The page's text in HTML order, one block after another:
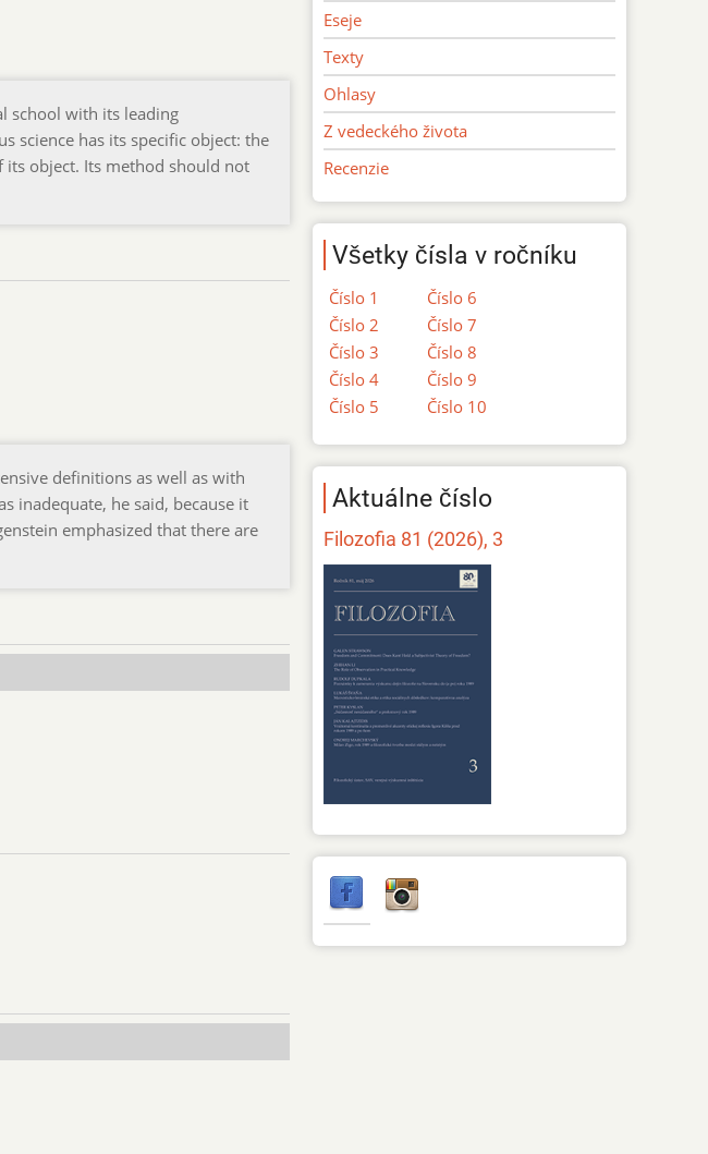
school with its leading
science has its specific object: the
its object. Its method should not
definitions as well as with
inadequate, he said, because it
emphasized that there are
Eseje
Texty
Ohlasy
Z vedeckého života
Recenzie
Všetky čísla v ročníku
Číslo 1
Číslo 2
Číslo 3
Číslo 4
Číslo 5
Číslo 6
Číslo 7
Číslo 8
Číslo 9
Číslo 10
Aktuálne číslo
Filozofia 81 (2026), 3